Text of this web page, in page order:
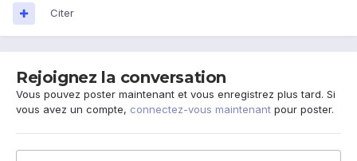
Citer
Rejoignez la conversation
Vous pouvez poster maintenant et vous enregistrez plus tard. Si
vous avez un compte, connectez-vous maintenant pour poster.